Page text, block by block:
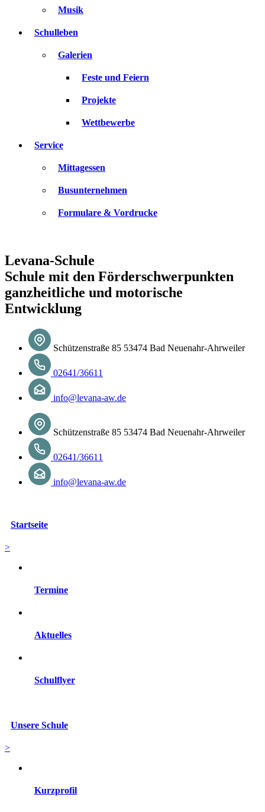
Musik
Schulleben
Galerien
Feste und Feiern
Projekte
Wettbewerbe
Service
Mittagessen
Busunternehmen
Formulare & Vordrucke
Levana-Schule
Schule mit den Förderschwerpunkten
ganzheitliche und motorische
Entwicklung
Schützenstraße 85 53474 Bad Neuenahr-Ahrweiler
02641/36611
info@levana-aw.de
Schützenstraße 85 53474 Bad Neuenahr-Ahrweiler
02641/36611
info@levana-aw.de
Startseite
>
Termine
Aktuelles
Schulflyer
Unsere Schule
>
Kurzprofil